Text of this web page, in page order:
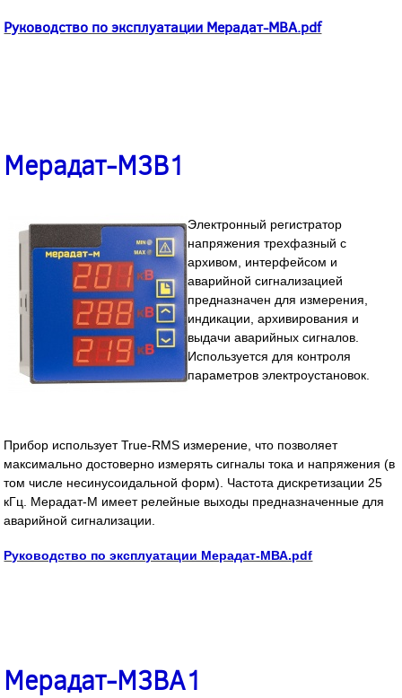
Руководство по эксплуатации Мерадат-MВА.pdf
Мерадат-М3В1
Электронный регистратор
напряжения трехфазный с
архивом, интерфейсом и
аварийной сигнализацией
предназначен для измерения,
индикации, архивирования и
выдачи аварийных сигналов.
Используется для контроля
параметров электроустановок.
Прибор использует True-RMS измерение, что позволяет
максимально достоверно измерять сигналы тока и напряжения (в
том числе несинусоидальной форм). Частота дискретизации 25
кГц. Мерадат-М имеет релейные выходы предназначенные для
аварийной сигнализации.
Руководство по эксплуатации Мерадат-MВА.pdf
Мерадат-М3ВА1